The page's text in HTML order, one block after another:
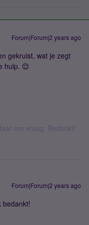
Forum|Forum|2 years ago
gekruist, wat je zegt
hulp. 😊
om vraag. Bedankt!
Forum|Forum|2 years ago
bedankt!